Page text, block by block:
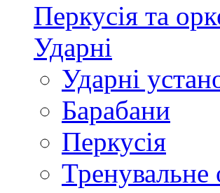
Перкусія та
Ударні
Ударні
Барабани
Перкусія
Тренувальне